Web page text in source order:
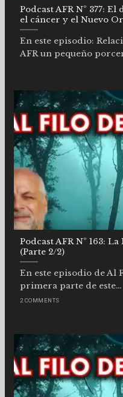
Podcast AFR Nº 377:
el cáncer y el Nuevo
En este episodio:
AFR un pequeño
Podcast AFR Nº 163:
(Parte 2/2)
En este episodio de Al
primera parte de este...
2 COMMENTS